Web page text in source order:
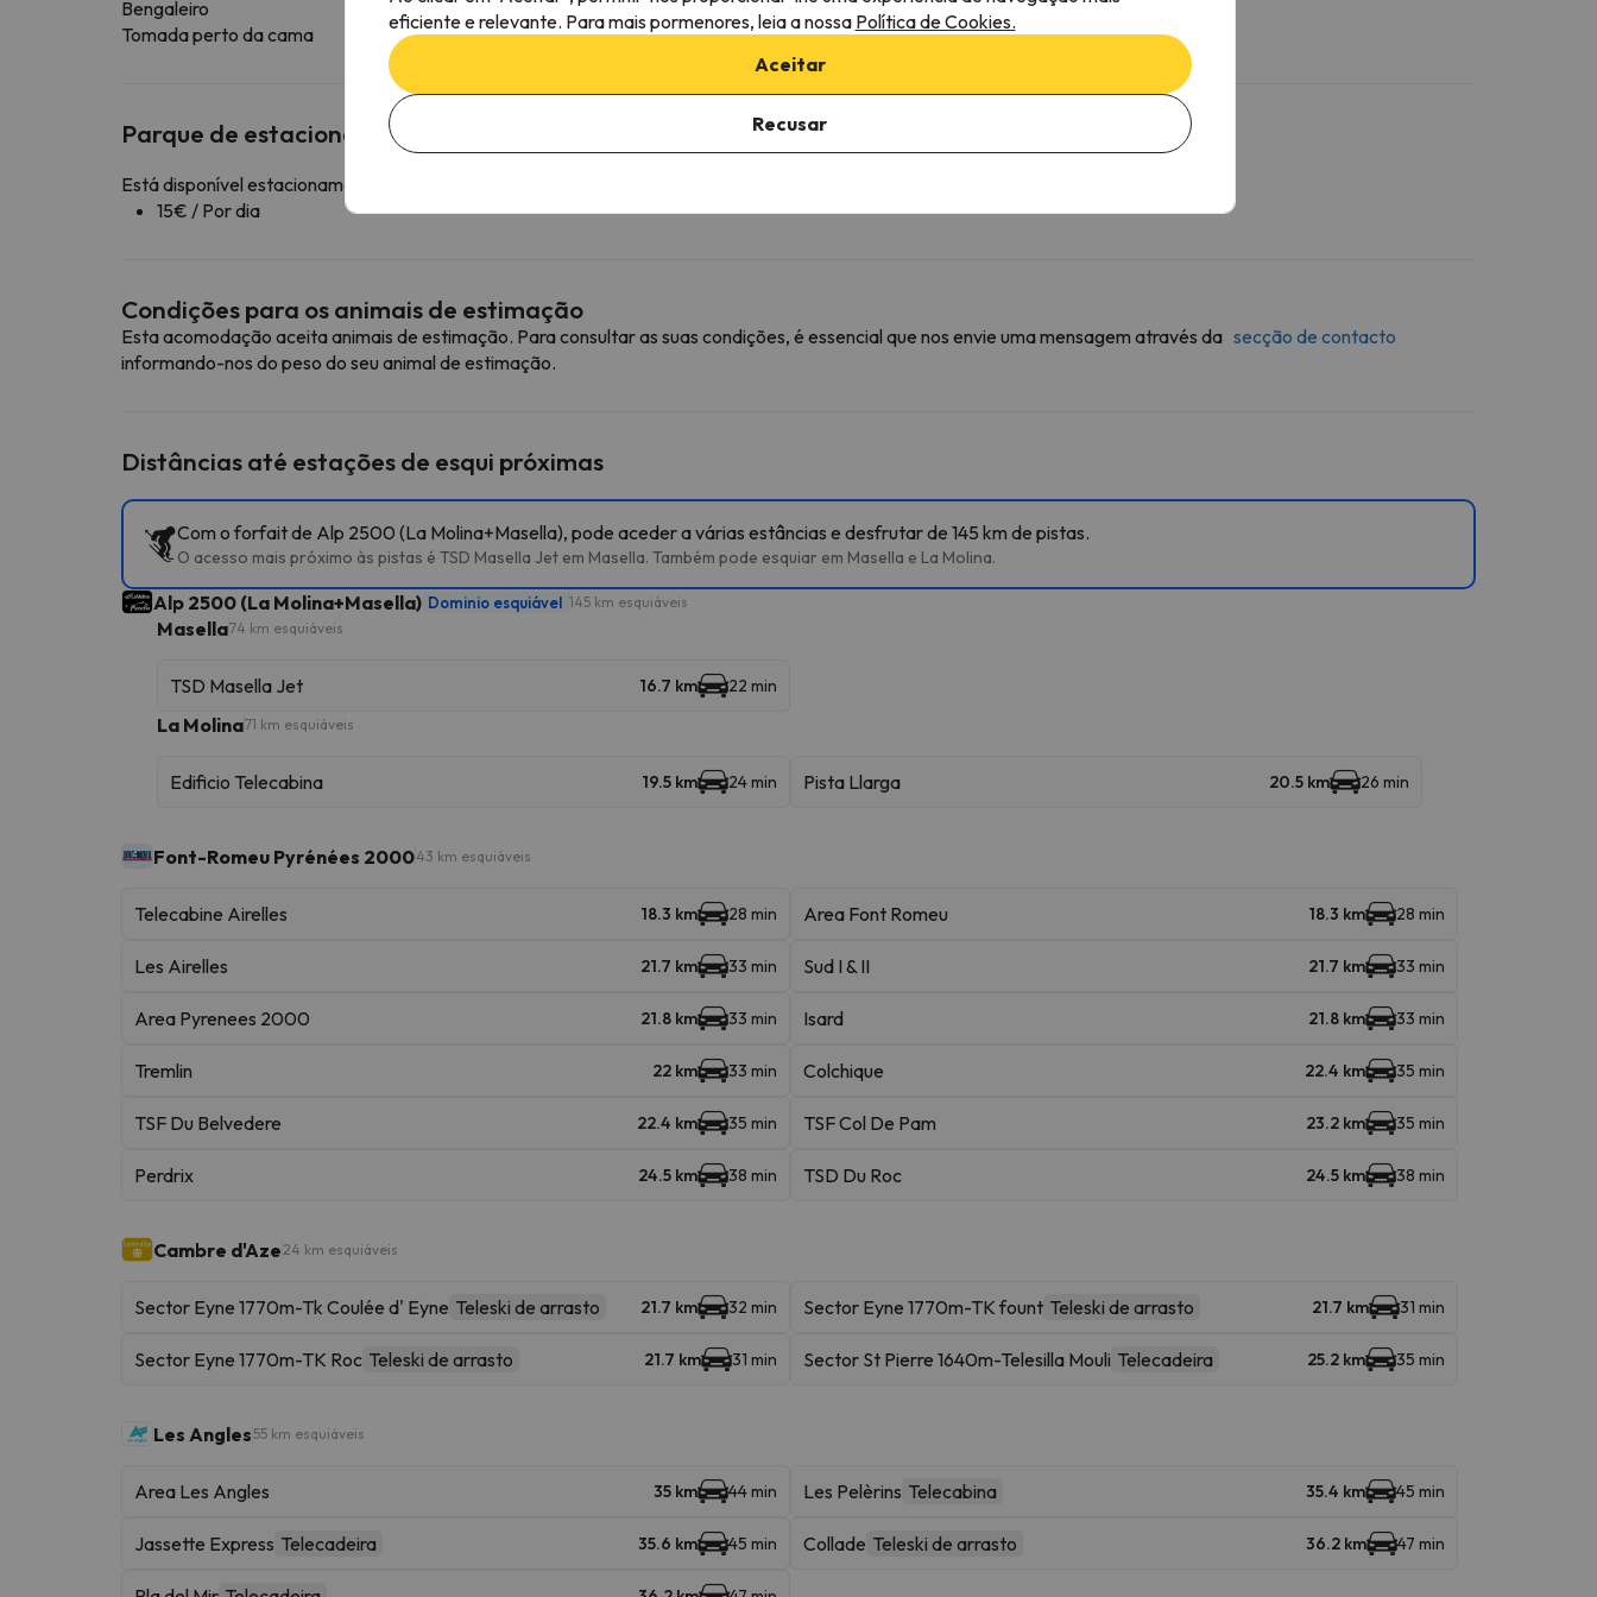
Bengaleiro
Tomada perto da cama
Parque de estacionamento
Está disponível estacionamento pago nas imediações do alojamento.
15€ / Por dia
Condições para os animais de estimação
Esta acomodação aceita animais de estimação. Para consultar as suas condições, é essencial que nos envie uma mensagem através da secção de contacto
informando-nos do peso do seu animal de estimação.
Distâncias até estações de esqui próximas
Com o forfait de Alp 2500 (La Molina+Masella), pode aceder a várias estâncias e desfrutar de 145 km de pistas.
O acesso mais próximo às pistas é TSD Masella Jet em Masella. Também pode esquiar em Masella e La Molina.
Alp 2500 (La Molina+Masella) Dominio esquiável 145 km esquiáveis
Masella74 km esquiáveis
TSD Masella Jet 16.7 km 22 min
La Molina71 km esquiáveis
Edificio Telecabina 19.5 km 24 min Pista Llarga 20.5 km 26 min
Font-Romeu Pyrénées 200043 km esquiáveis
Telecabine Airelles 18.3 km 28 min Area Font Romeu 18.3 km 28 min
Les Airelles 21.7 km 33 min Sud I & II 21.7 km 33 min
Area Pyrenees 2000 21.8 km 33 min Isard 21.8 km 33 min
Tremlin 22 km 33 min Colchique 22.4 km 35 min
TSF Du Belvedere 22.4 km 35 min TSF Col De Pam 23.2 km 35 min
Perdrix 24.5 km 38 min TSD Du Roc 24.5 km 38 min
Cambre d'Aze 24 km esquiáveis
Sector Eyne 1770m-Tk Coulée d' Eyne Teleski de arrasto 21.7 km 32 min Sector Eyne 1770m-TK fount Teleski de arrasto 21.7 km 31 min
Sector Eyne 1770m-TK Roc Teleski de arrasto 21.7 km 31 min Sector St Pierre 1640m-Telesilla Mouli Telecadeira 25.2 km 35 min
Les Angles 55 km esquiáveis
Area Les Angles 35 km 44 min Les Pelèrins Telecabina 35.4 km 45 min
Jassette Express Telecadeira 35.6 km 45 min Collade Teleski de arrasto 36.2 km 47 min
eficiente e relevante. Para mais pormenores, leia a nossa Política de Cookies.
Aceitar
Recusar